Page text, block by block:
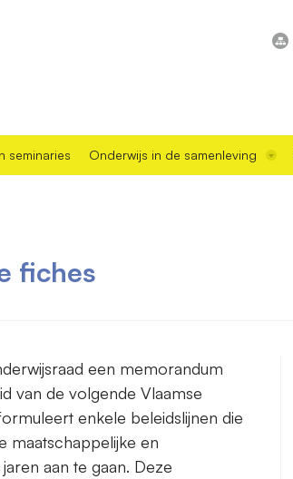
seminaries Onderwijs in de samenleving
fiches
een memorandum
van de volgende Vlaamse
enkele beleidslijnen die
maatschappelijke en
aan te gaan. Deze